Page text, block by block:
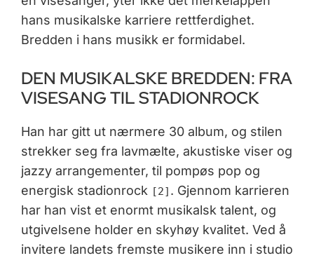
hans musikalske karriere rettferdighet.
Bredden i hans musikk er formidabel.
DEN MUSIKALSKE BREDDEN: FRA
VISESANG TIL STADIONROCK
Han har gitt ut nærmere 30 album, og stilen
strekker seg fra lavmælte, akustiske viser og
jazzy arrangementer, til pompøs pop og
energisk stadionrock [2] . Gjennom karrieren
har han vist et enormt musikalsk talent, og
utgivelsene holder en skyhøy kvalitet. Ved å
invitere landets fremste musikere inn i studio